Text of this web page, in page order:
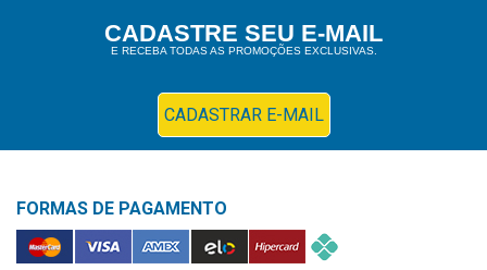
&
LOCALIZAÇÃO
CADASTRE SEU E-MAIL
E RECEBA TODAS AS PROMOÇÕES EXCLUSIVAS.
CADASTRAR E-MAIL
FORMAS DE PAGAMENTO